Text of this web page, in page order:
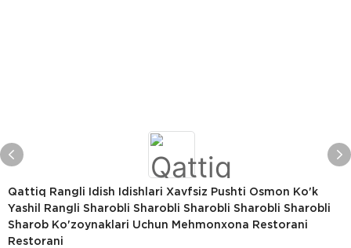
Qattiq Rangli Idish Idishlari Xavfsiz Pushti Osmon Ko'k
Yashil Rangli Sharobli Sharobli Sharobli Sharobli Sharobli
Sharob Ko'zoynaklari Uchun Mehmonxona Restorani
Restorani